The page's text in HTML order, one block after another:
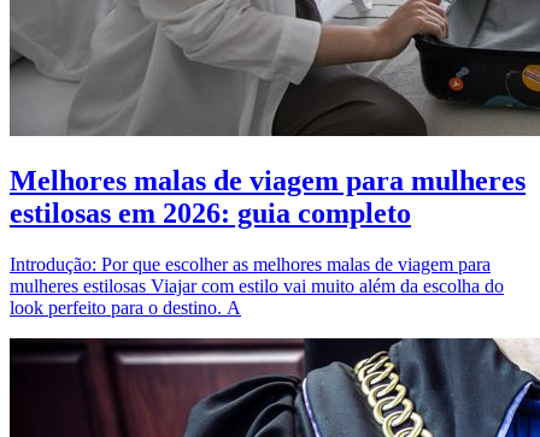
Melhores malas de viagem para mulheres
estilosas em 2026: guia completo
Introdução: Por que escolher as melhores malas de viagem para
mulheres estilosas Viajar com estilo vai muito além da escolha do
look perfeito para o destino. A